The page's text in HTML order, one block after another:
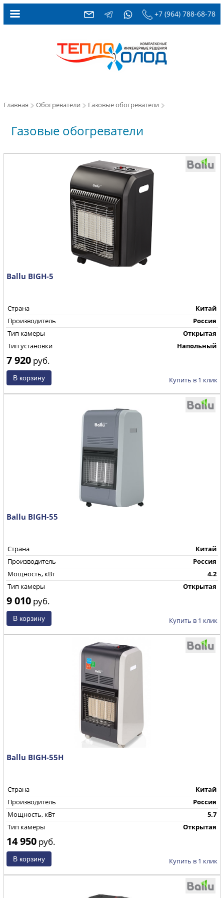
+7 (964) 788-68-78
Главная Обогреватели Газовые обогреватели
Газовые обогреватели
Ballu BIGH-5
Страна
Китай
Производитель
Россия
Тип камеры
Открытая
Тип установки
Напольный
7 920 руб.
Купить в 1 клик
Ballu BIGH-55
Страна
Китай
Производитель
Россия
Мощность, кВт
4.2
Тип камеры
Открытая
9 010 руб.
Купить в 1 клик
Ballu BIGH-55H
Страна
Китай
Производитель
Россия
Мощность, кВт
5.7
Тип камеры
Открытая
14 950 руб.
Купить в 1 клик